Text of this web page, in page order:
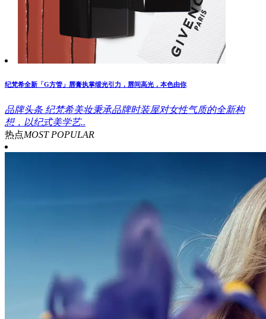
纪梵希全新「G方管」唇膏执掌缎光引力，唇间高光，本色由你
品牌头条 纪梵希美妆秉承品牌时装屋对女性气质的全新构
想，以纪式美学艺..
热点MOST POPULAR